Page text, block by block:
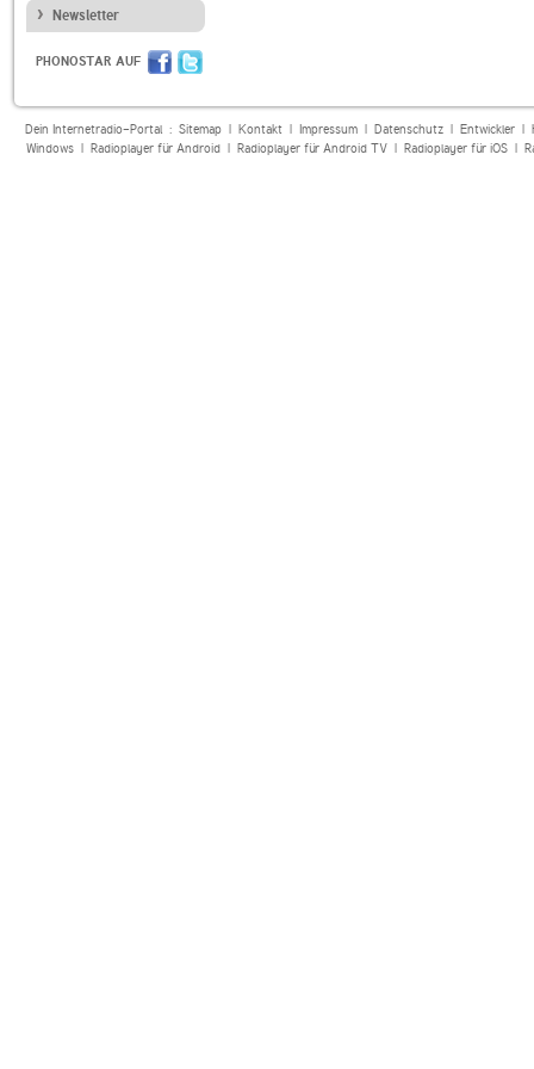
Newsletter
PHONOSTAR AUF
Dein Internetradio-Portal : Sitemap| Kontakt| Impressum| Datenschutz| Entwickler|
Windows| Radioplayer für Android| Radioplayer für Android TV| Radioplayer für iOS|